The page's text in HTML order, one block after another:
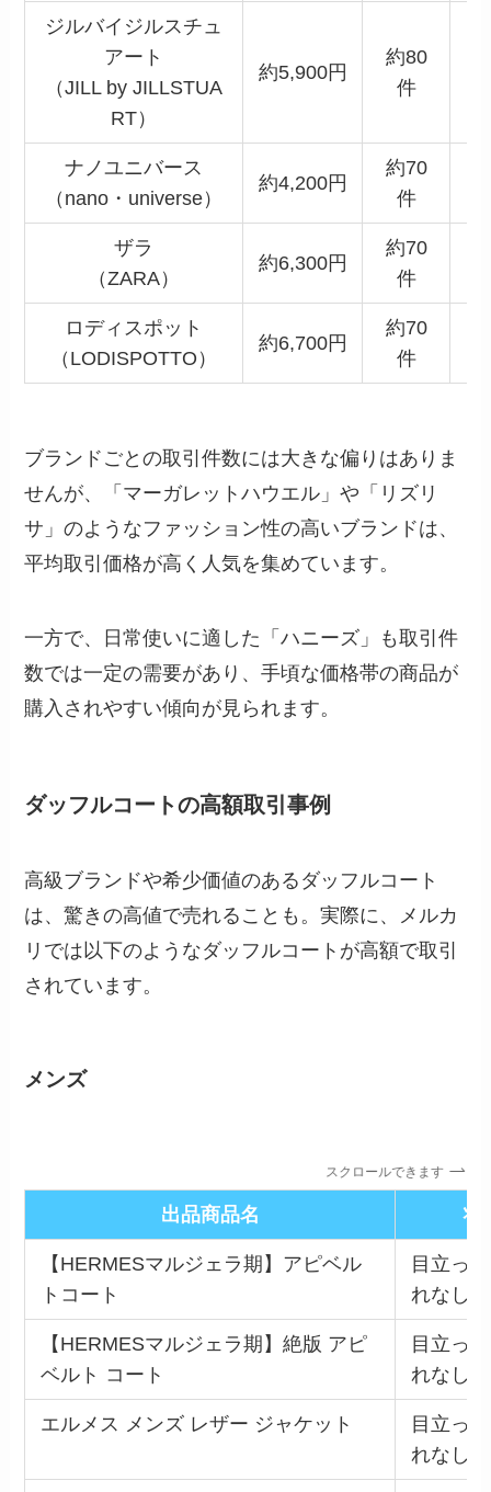
ジルバイジルスチュ
アート
（JILL by JILLSTUA
RT）
約5,900円
約80
件
ナノユニバース
（nano・universe）
約4,200円
約70
件
ザラ
（ZARA）
約6,300円
約70
件
ロディスポット
（LODISPOTTO）
約6,700円
約70
件
ブランドごとの取引件数には大きな偏りはありま
せんが、「マーガレットハウエル」や「リズリ
サ」のようなファッション性の高いブランドは、
平均取引価格が高く人気を集めています。
一方で、日常使いに適した「ハニーズ」も取引件
数では一定の需要があり、手頃な価格帯の商品が
購入されやすい傾向が見られます。
ダッフルコートの高額取引事例
高級ブランドや希少価値のあるダッフルコート
は、驚きの高値で売れることも。実際に、メルカ
リでは以下のようなダッフルコートが高額で取引
されています。
メンズ
スクロールできます
出品商品名 状
【HERMESマルジェラ期】アピベル
トコート
目立っ
れなし
【HERMESマルジェラ期】絶版 アピ
ベルト コート
目立っ
れなし
エルメス メンズ レザー ジャケット
目立っ
れなし